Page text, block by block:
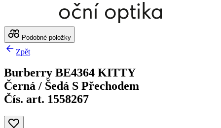
Podobné položky
Zpět
Burberry BE4364 KITTY
Černá / Šedá S Přechodem
Čís. art. 1558267